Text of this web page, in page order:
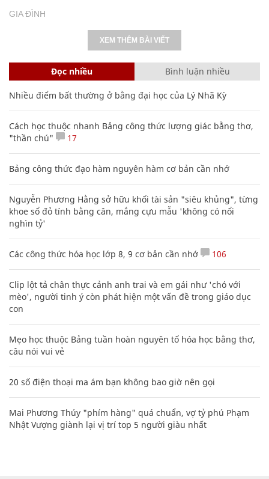
GIA ĐÌNH
XEM THÊM BÀI VIẾT
Đọc nhiều Bình luận nhiều
Nhiều điểm bất thường ở bằng đại học của Lý Nhã Kỳ
Cách học thuộc nhanh Bảng công thức lượng giác bằng thơ,
"thần chú"
17
Bảng công thức đạo hàm nguyên hàm cơ bản cần nhớ
Nguyễn Phương Hằng sở hữu khối tài sản "siêu khủng", từng
khoe sổ đỏ tính bằng cân, mắng cựu mẫu 'không có nổi
nghìn tỷ'
Các công thức hóa học lớp 8, 9 cơ bản cần nhớ 106
Clip lột tả chân thực cảnh anh trai và em gái như 'chó với
mèo', người tinh ý còn phát hiện một vấn đề trong giáo dục
con
Mẹo học thuộc Bảng tuần hoàn nguyên tố hóa học bằng thơ,
câu nói vui vẻ
20 số điện thoại ma ám bạn không bao giờ nên gọi
Mai Phương Thúy "phím hàng" quá chuẩn, vợ tỷ phú Phạm
Nhật Vượng giành lại vị trí top 5 người giàu nhất